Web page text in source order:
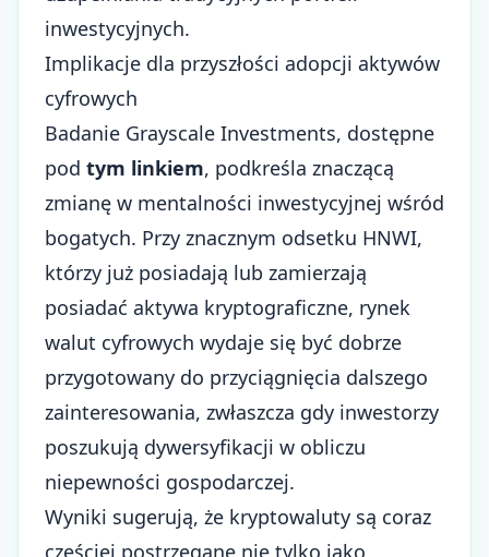
inwestycyjnych.
Implikacje dla przyszłości adopcji aktywów
cyfrowych
Badanie Grayscale Investments, dostępne
pod tym linkiem, podkreśla znaczącą
zmianę w mentalności inwestycyjnej wśród
bogatych. Przy znacznym odsetku HNWI,
którzy już posiadają lub zamierzają
posiadać aktywa kryptograficzne, rynek
walut cyfrowych wydaje się być dobrze
przygotowany do przyciągnięcia dalszego
zainteresowania, zwłaszcza gdy inwestorzy
poszukują dywersyfikacji w obliczu
niepewności gospodarczej.
Wyniki sugerują, że kryptowaluty są coraz
częściej postrzegane nie tylko jako